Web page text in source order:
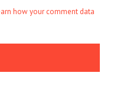
how your comment data